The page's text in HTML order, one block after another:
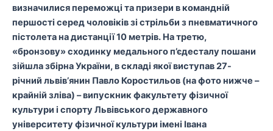
визначилися переможці та призери в командній
першості серед чоловіків зі стрільби з пневматичного
пістолета на дистанції 10 метрів. На третю,
«бронзову» сходинку медального п’єдесталу пошани
зійшла збірна України, в складі якої виступав 27-
річний львів’янин Павло Коростильов (на фото нижче –
крайній зліва) – випускник факультету фізичної
культури і спорту Львівського державного
університету фізичної культури імені Івана